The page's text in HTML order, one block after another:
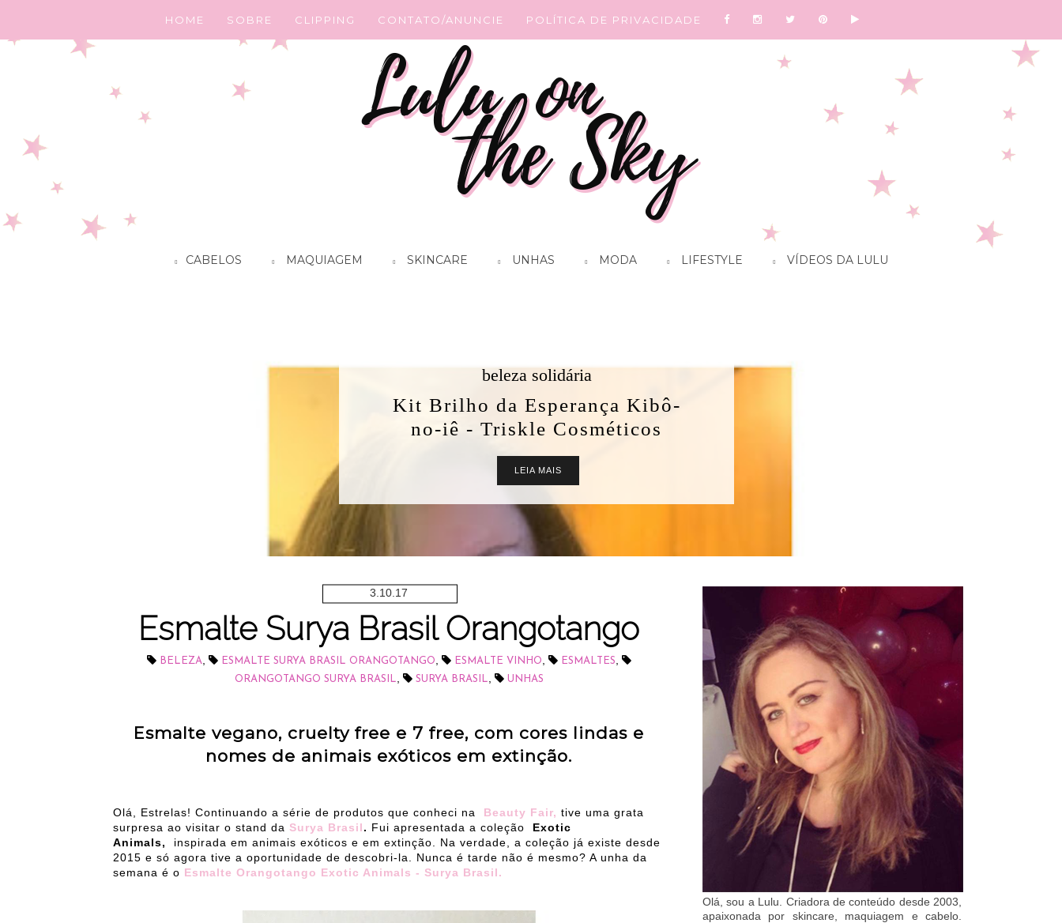
HOME SOBRE CLIPPING CONTATO/ANUNCIE POLÍTICA DE PRIVACIDADE
CABELOS MAQUIAGEM SKINCARE UNHAS MODA LIFESTYLE VÍDEOS DA LULU
beleza solidária
Kit Brilho da Esperança Kibô-
no-iê - Triskle Cosméticos
LEIA MAIS
3.10.17
Esmalte Surya Brasil Orangotango
BELEZA ESMALTE SURYA BRASIL ORANGOTANGO ESMALTE VINHO ESMALTES
ORANGOTANGO SURYA BRASIL SURYA BRASIL UNHAS
Esmalte vegano, cruelty free e 7 free, com cores lindas e
nomes de animais exóticos em extinção.
Olá, Estrelas! Continuando a série de produtos que conheci na Beauty Fair, tive uma grata
surpresa ao visitar o stand da Surya Brasil. Fui apresentada a coleção
Exotic
Animals,
inspirada em animais exóticos e em extinção. Na verdade, a coleção já existe desde
2015 e só agora tive a oportunidade de descobri-la. Nunca é tarde não é mesmo? A unha da
semana é o Esmalte Orangotango Exotic Animals - Surya Brasil.
Olá, sou a Lulu. Criadora de conteúdo desde 2003,
apaixonada por skincare, maquiagem e cabelo.